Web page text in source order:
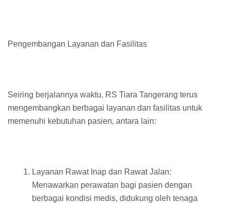
Pengembangan Layanan dan Fasilitas
Seiring berjalannya waktu, RS Tiara Tangerang terus
mengembangkan berbagai layanan dan fasilitas untuk
memenuhi kebutuhan pasien, antara lain:
Layanan Rawat Inap dan Rawat Jalan:
Menawarkan perawatan bagi pasien dengan
berbagai kondisi medis, didukung oleh tenaga